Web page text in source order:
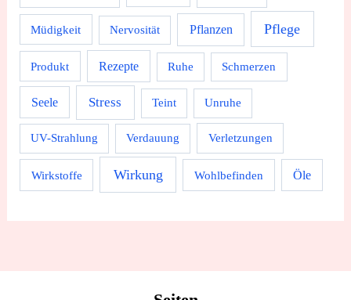
Müdigkeit Nervosität Pflanzen Pflege
Produkt Rezepte Ruhe Schmerzen
Seele Stress Teint Unruhe
UV-Strahlung Verdauung Verletzungen
Wirkstoffe Wirkung Wohlbefinden Öle